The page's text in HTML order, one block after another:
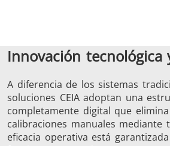
Innovación tecnológica
A diferencia de los sistemas
soluciones CEIA adoptan una
completamente digital que
calibraciones manuales mediante
eficacia operativa está